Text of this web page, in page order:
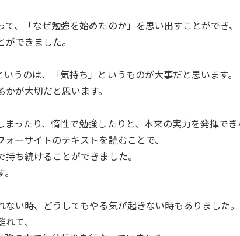
、「なぜ勉強を始めたのか」を思い出すことができ、
できました。
うのは、「気持ち」というものが大事だと思います。
が大切だと思います。
ったり、惰性で勉強したりと、本来の実力を発揮でき
ーサイトのテキストを読むことで、
ち続けることができました。
い時、どうしてもやる気が起きない時もありました。
て、